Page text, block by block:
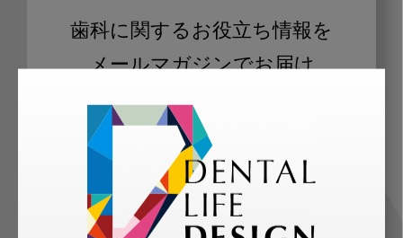
歯科に関するお役立ち情報を
メールマガジンでお届け
ご登録いただいた職種（歯科医師、歯
科衛生士、歯科技工士）に合わせた内
容のメールマガジンをお届けします。